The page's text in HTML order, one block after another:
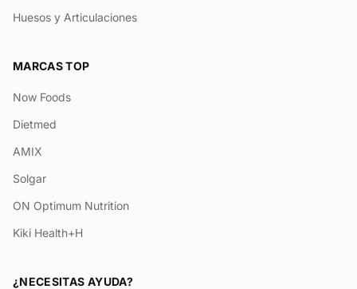
Huesos y Articulaciones
MARCAS TOP
Now Foods
Dietmed
AMIX
Solgar
ON Optimum Nutrition
Kiki Health+H
¿NECESITAS AYUDA?